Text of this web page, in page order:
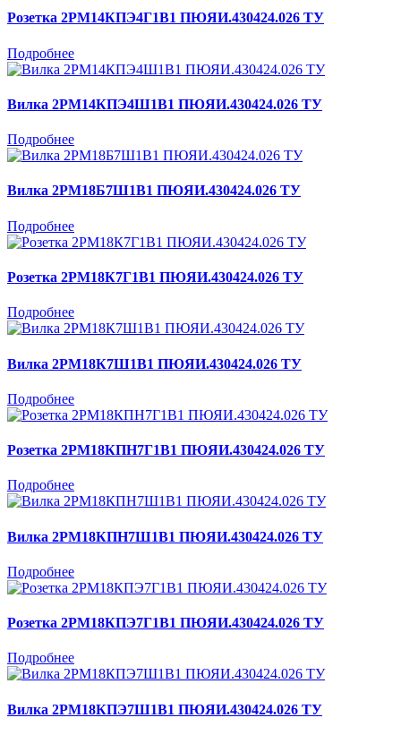
Розетка 2РМ14КПЭ4Г1В1 ПЮЯИ.430424.026 ТУ
Подробнее
Вилка 2РМ14КПЭ4Ш1В1 ПЮЯИ.430424.026 ТУ
Подробнее
Вилка 2РМ18Б7Ш1В1 ПЮЯИ.430424.026 ТУ
Подробнее
Розетка 2РМ18К7Г1В1 ПЮЯИ.430424.026 ТУ
Подробнее
Вилка 2РМ18К7Ш1В1 ПЮЯИ.430424.026 ТУ
Подробнее
Розетка 2РМ18КПН7Г1В1 ПЮЯИ.430424.026 ТУ
Подробнее
Вилка 2РМ18КПН7Ш1В1 ПЮЯИ.430424.026 ТУ
Подробнее
Розетка 2РМ18КПЭ7Г1В1 ПЮЯИ.430424.026 ТУ
Подробнее
Вилка 2РМ18КПЭ7Ш1В1 ПЮЯИ.430424.026 ТУ